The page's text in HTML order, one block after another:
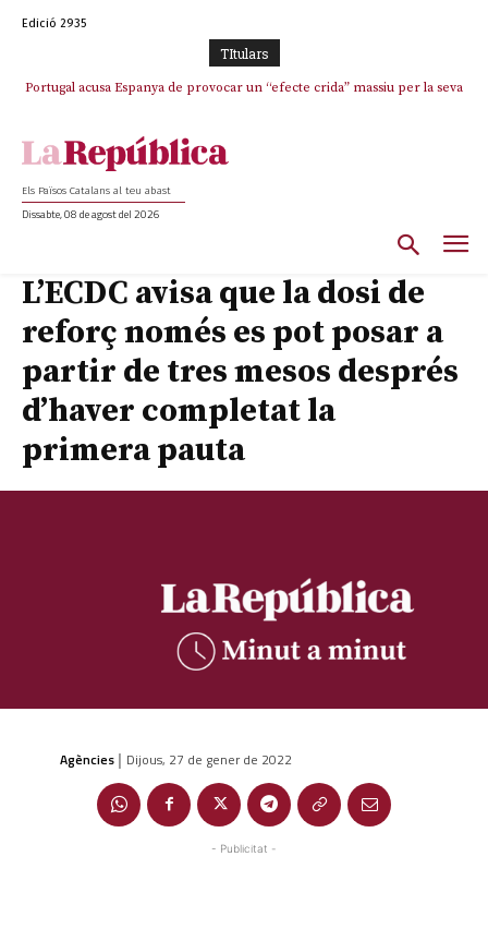
Edició 2935
TItulars
Portugal acusa Espanya de provocar un “efecte crida” massiu per la seva
Els Països Catalans al teu abast
Dissabte, 08 de agost del 2026
L’ECDC avisa que la dosi de
reforç només es pot posar a
partir de tres mesos després
d’haver completat la
primera pauta
Agències | Dijous, 27 de gener de 2022
- Publicitat -